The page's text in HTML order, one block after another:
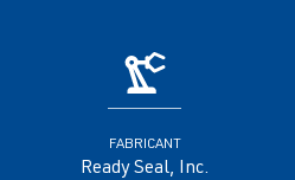
FABRICANT
Ready Seal, Inc.